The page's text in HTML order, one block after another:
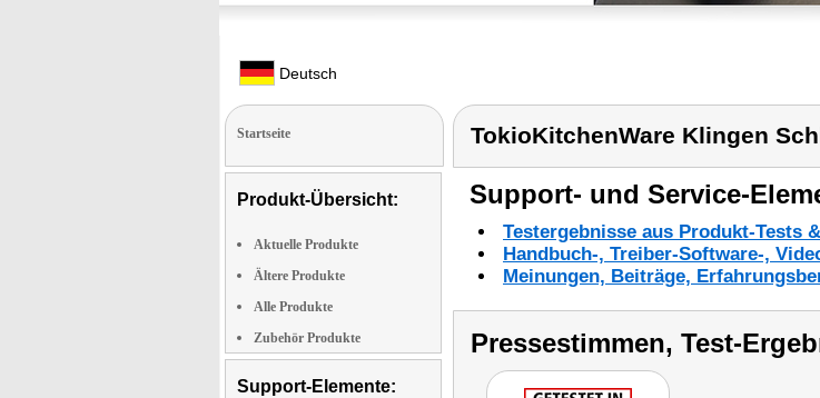
Deutsch
Startseite
Produkt-Übersicht:
Aktuelle Produkte
Ältere Produkte
Alle Produkte
Zubehör Produkte
Support-Elemente:
TokioKitchenWare Klingen
Support- und Service-
Testergebnisse aus Produkt-Tests
Handbuch-, Treiber-Software-,
Meinungen, Beiträge,
Pressestimmen, Test-